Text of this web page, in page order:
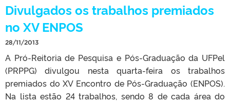
Divulgados os trabalhos premiados
no XV ENPOS
28/11/2013
A Pró-Reitoria de Pesquisa e Pós-Graduação da UFPel
(PRPPG) divulgou nesta quarta-feira os trabalhos
premiados do XV Encontro de Pós-Graduação (ENPOS).
Na lista estão 24 trabalhos, sendo 8 de cada área do